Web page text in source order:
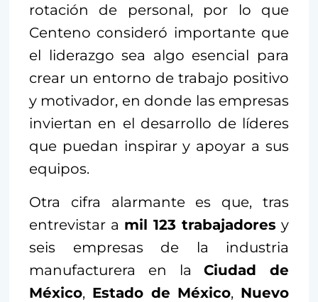
rotación de personal, por lo que
Centeno consideró importante que
el liderazgo sea algo esencial para
crear un entorno de trabajo positivo
y motivador, en donde las empresas
inviertan en el desarrollo de líderes
que puedan inspirar y apoyar a sus
equipos.
Otra cifra alarmante es que, tras
entrevistar a mil 123 trabajadores y
seis empresas de la industria
manufacturera en laCiudad de
México, Estado de México, Nuevo